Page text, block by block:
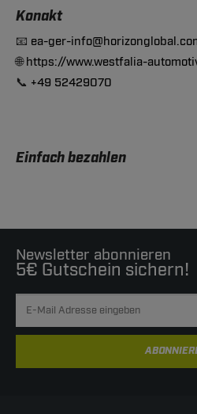
Konakt
📧 ea-ger-
🌐https://www.westfalia-
📞 +49 52429070
Einfach bezahlen
Newsletter abonnieren
5€ Gutschein sichern!